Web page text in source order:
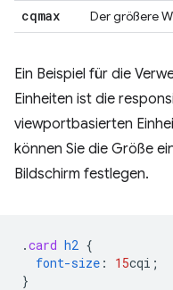
cqmax Der größere
Ein Beispiel für die
Einheiten ist die
viewportbasierten
können Sie die Größe
Bildschirm festlegen.
.card h2 {
font-size : 15cqi ;
}